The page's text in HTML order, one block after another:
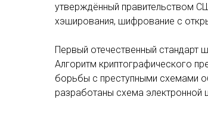
утверждённый правительством
хэширования, шифрование с
Первый отечественный
Алгоритм криптографического
борьбы с преступными схемами
разработаны схема